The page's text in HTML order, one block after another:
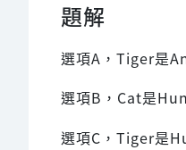
題解
選項A，Tiger是
選項B，Cat是
選項C，Tiger是